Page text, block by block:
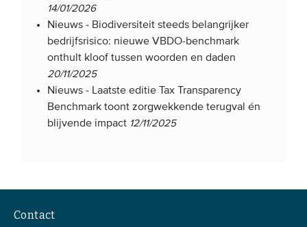
14/01/2026
Nieuws - Biodiversiteit steeds belangrijker
bedrijfsrisico: nieuwe VBDO-benchmark
onthult kloof tussen woorden en daden
20/11/2025
Nieuws - Laatste editie Tax Transparency
Benchmark toont zorgwekkende terugval én
blijvende impact 12/11/2025
Contact